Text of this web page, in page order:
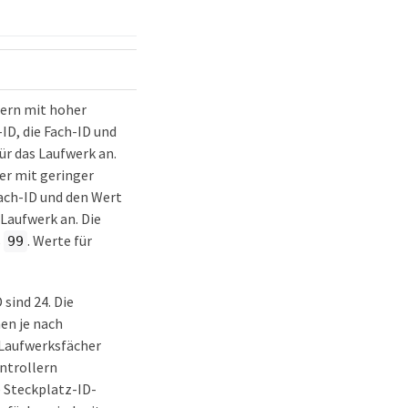
mit hoher
die Fach-ID und
das Laufwerk an.
mit geringer
ID und den Wert
an. Die
99 . Werte für
24. Die
je nach
Steckplatz-ID-